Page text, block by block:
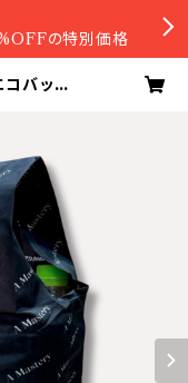
の特別価格
バッグ